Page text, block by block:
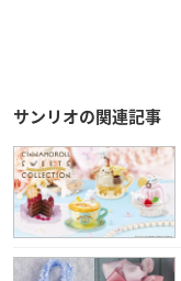
サンリオの関連記事